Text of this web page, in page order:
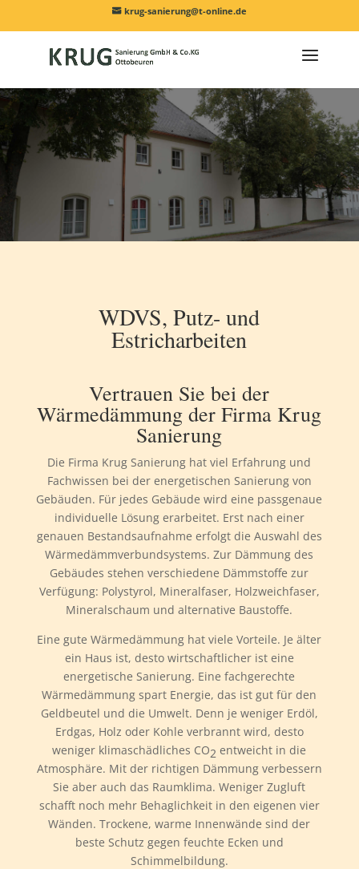
krug-sanierung@t-online.de
WDVS, Putz- und
Estricharbeiten
Vertrauen Sie bei der
Wärmedämmung der Firma Krug
Sanierung
Die Firma Krug Sanierung hat viel Erfahrung und
Fachwissen bei der energetischen Sanierung von
Gebäuden. Für jedes Gebäude wird eine passgenaue
individuelle Lösung erarbeitet. Erst nach einer
genauen Bestandsaufnahme erfolgt die Auswahl des
Wärmedämmverbundsystems. Zur Dämmung des
Gebäudes stehen verschiedene Dämmstoffe zur
Verfügung: Polystyrol, Mineralfaser, Holzweichfaser,
Mineralschaum und alternative Baustoffe.
Eine gute Wärmedämmung hat viele Vorteile. Je älter
ein Haus ist, desto wirtschaftlicher ist eine
energetische Sanierung. Eine fachgerechte
Wärmedämmung spart Energie, das ist gut für den
Geldbeutel und die Umwelt. Denn je weniger Erdöl,
Erdgas, Holz oder Kohle verbrannt wird, desto
weniger klimaschädliches CO2 entweicht in die
Atmosphäre. Mit der richtigen Dämmung verbessern
Sie aber auch das Raumklima. Weniger Zugluft
schafft noch mehr Behaglichkeit in den eigenen vier
Wänden. Trockene, warme Innenwände sind der
beste Schutz gegen feuchte Ecken und
Schimmelbildung.